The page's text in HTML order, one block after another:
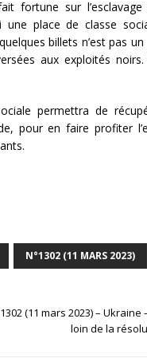
fortune sur
place de classe
billets n’est pas
aux exploités
permettra de
pour en faire profiter
N°1302 (11 MARS 2023)
(11 mars 2023) –
loin de la